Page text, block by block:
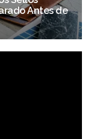
Antes de